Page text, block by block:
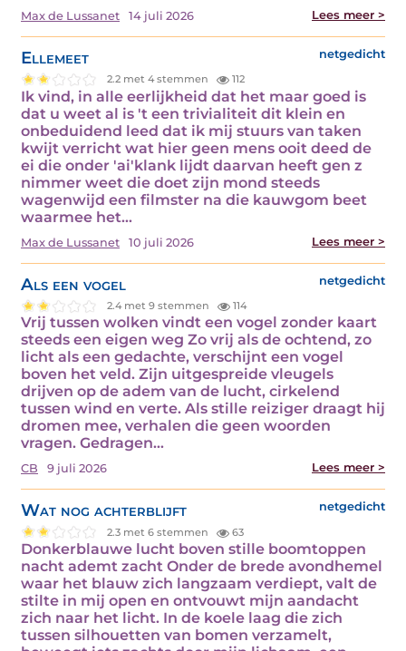
Max de Lussanet 14 juli 2026 Lees meer >
Ellemeet netgedicht
2.2 met 4 stemmen 112
Ik vind, in alle eerlijkheid dat het maar goed is
dat u weet al is 't een trivialiteit dit klein en
onbeduidend leed dat ik mij stuurs van taken
kwijt verricht wat hier geen mens ooit deed de
ei die onder 'ai'klank lijdt daarvan heeft gen z
nimmer weet die doet zijn mond steeds
wagenwijd een filmster na die kauwgom beet
waarmee het…
Max de Lussanet 10 juli 2026 Lees meer >
Als een vogel netgedicht
2.4 met 9 stemmen 114
Vrij tussen wolken vindt een vogel zonder kaart
steeds een eigen weg Zo vrij als de ochtend, zo
licht als een gedachte, verschijnt een vogel
boven het veld. Zijn uitgespreide vleugels
drijven op de adem van de lucht, cirkelend
tussen wind en verte. Als stille reiziger draagt hij
dromen mee, verhalen die geen woorden
vragen. Gedragen…
CB 9 juli 2026 Lees meer >
Wat nog achterblijft netgedicht
2.3 met 6 stemmen 63
Donkerblauwe lucht boven stille boomtoppen
nacht ademt zacht Onder de brede avondhemel
waar het blauw zich langzaam verdiept, valt de
stilte in mij open en ontvouwt mijn aandacht
zich naar het licht. In de koele laag die zich
tussen silhouetten van bomen verzamelt,